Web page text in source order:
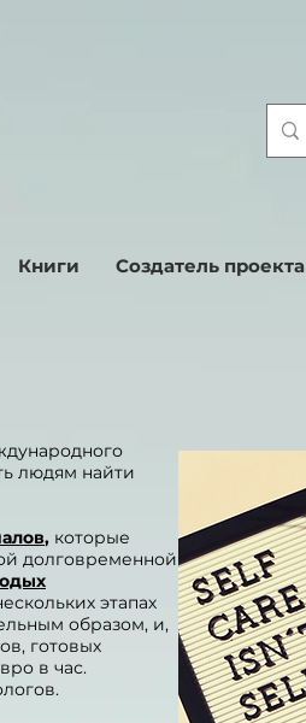
Книги Создатель проекта
людям найти
, которые
долговременной
этапах
образом, и,
готовых
в час.